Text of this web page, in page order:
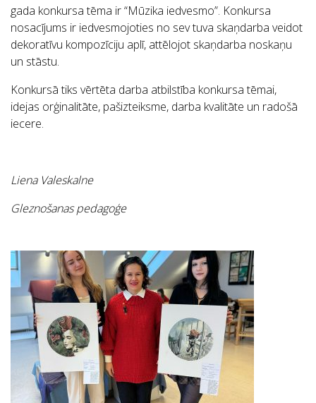
gada konkursa tēma ir “Mūzika iedvesmo”. Konkursa
nosacījums ir iedvesmojoties no sev tuva skaņdarba veidot
dekoratīvu kompozīciju aplī, attēlojot skaņdarba noskaņu
un stāstu.
Konkursā tiks vērtēta darba atbilstība konkursa tēmai,
idejas orģinalitāte, pašizteiksme, darba kvalitāte un radošā
iecere.
Liena Valeskalne
Gleznošanas pedagoģe